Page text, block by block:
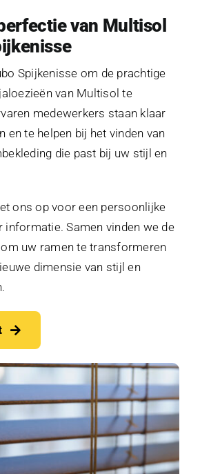
van Multisol
Spijkenisse om de prachtige
van Multisol te
medewerkers staan klaar
en te helpen bij het vinden van
die past bij uw stijl en
ons op voor een persoonlijke
Samen vinden we de
uw ramen te transformeren
dimensie van stijl en